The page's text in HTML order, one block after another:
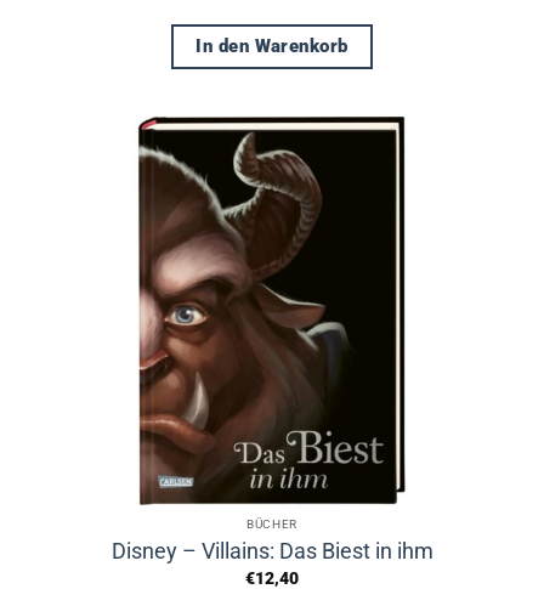
In den Warenkorb
BÜCHER
Disney – Villains: Das Biest in ihm
€12,40